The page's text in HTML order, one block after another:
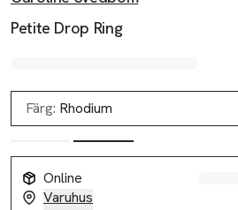
Petite Drop Ring
Färg: Rhodium
Online
Varuhus